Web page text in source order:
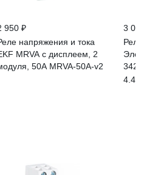
950 ₽
напряжения и тока
MRVA с дисплеем, 2
50A MRVA-50A-v2
3 085 ₽
Реле
4.4